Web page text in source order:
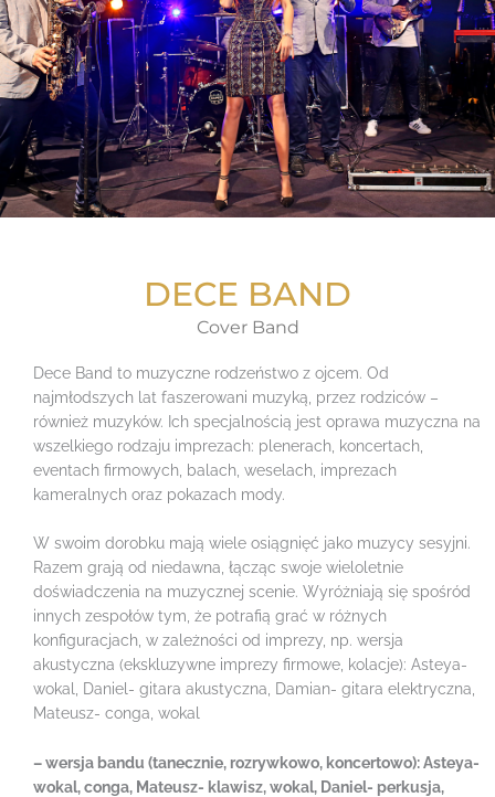
DECE BAND
Cover Band
Dece Band to muzyczne rodzeństwo z ojcem. Od
najmłodszych lat faszerowani muzyką, przez rodziców –
również muzyków. Ich specjalnością jest oprawa muzyczna na
wszelkiego rodzaju imprezach: plenerach, koncertach,
eventach firmowych, balach, weselach, imprezach
kameralnych oraz pokazach mody.
W swoim dorobku mają wiele osiągnięć jako muzycy sesyjni.
Razem grają od niedawna, łącząc swoje wieloletnie
doświadczenia na muzycznej scenie. Wyróżniają się spośród
innych zespołów tym, że potrafią grać w różnych
konfiguracjach, w zależności od imprezy, np. wersja
akustyczna (ekskluzywne imprezy firmowe, kolacje): Asteya-
wokal, Daniel- gitara akustyczna, Damian- gitara elektryczna,
Mateusz- conga, wokal
– wersja bandu (tanecznie, rozrywkowo, koncertowo): Asteya-
wokal, conga, Mateusz- klawisz, wokal, Daniel- perkusja,